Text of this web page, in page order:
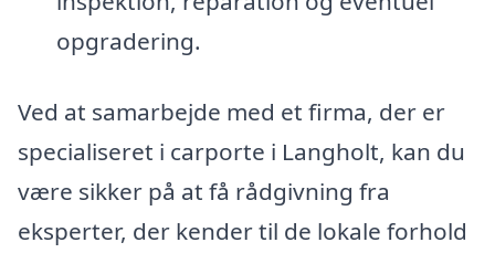
opgradering.
Ved at samarbejde med et firma, der er
specialiseret i carporte i Langholt, kan du
være sikker på at få rådgivning fra
eksperter, der kender til de lokale forhold